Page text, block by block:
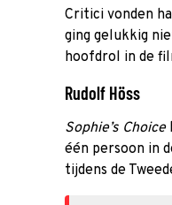
Critici vonden
ging gelukkig
hoofdrol in de
Rudolf Höss
Sophie’s Choice
één persoon in
tijdens de